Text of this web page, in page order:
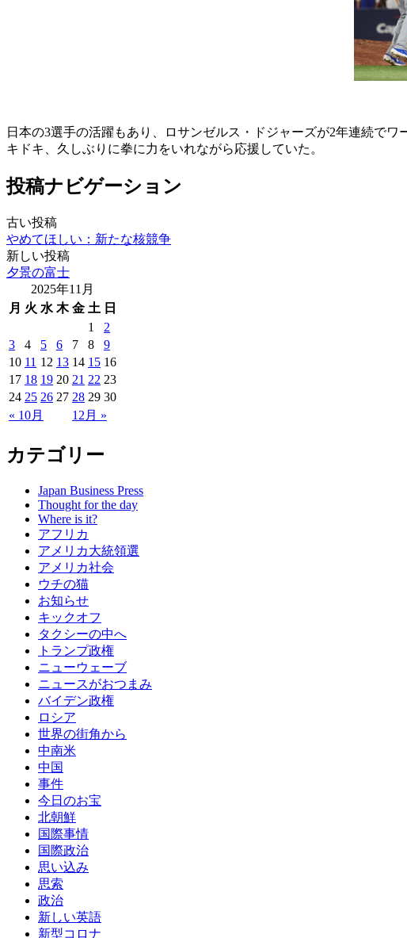
日本の3選手の活躍もあり、ロサンゼルス・ドジャーズが2年連続で
キドキ、久しぶりに拳に力をいれながら応援していた。
投稿ナビゲーション
古い投稿
やめてほしい：新たな核競争
新しい投稿
夕景の富士
2025年11月
月 火 水 木 金 土 日
« 10月 12月 »
1
2
3
4 5 6 7 8
9
10 11 12 13 14 15 16
17 18 19 20 21 22 23
24 25 26 27 28 29 30
カテゴリー
Japan Business Press
Thought for the day
Where is it?
アフリカ
アメリカ大統領選
アメリカ社会
ウチの猫
お知らせ
キックオフ
タクシーの中へ
トランプ政権
ニューウェーブ
ニュースがおつまみ
バイデン政権
ロシア
世界の街角から
中南米
中国
事件
今日のお宝
北朝鮮
国際事情
国際政治
思い込み
思索
政治
新しい英語
新型コロナ